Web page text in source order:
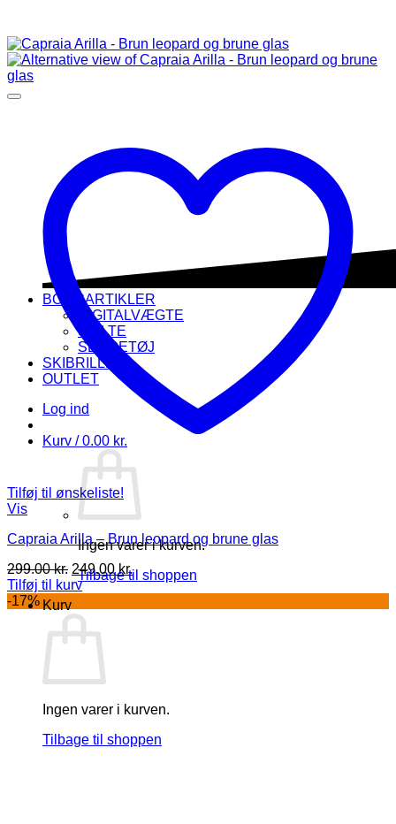
BOLIGARTIKLER
DIGITALVÆGTE
SKILTE
SENGETØJ
SKIBRILLER
OUTLET
Log ind
Kurv /0.00 kr.
Ingen varer i kurven.
Tilbage til shoppen
Kurv
Ingen varer i kurven.
Tilbage til shoppen
Tilføj til ønskeliste!
Vis
Capraia Arilla – Brun leopard og brune glas
299.00kr. Den
oprindelige
pris
var:
299.00 kr..
249.00kr.Den
aktuelle
Tilføj til kurv
-17%